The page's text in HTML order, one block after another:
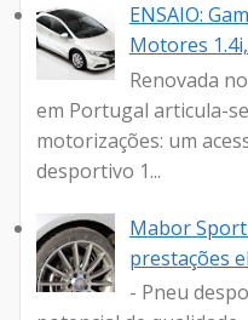
ENSAIO:
Motores
Renovada
em Portugal articula-
motorizações: um
desportivo 1...
Mabor
prestações
- Pneu